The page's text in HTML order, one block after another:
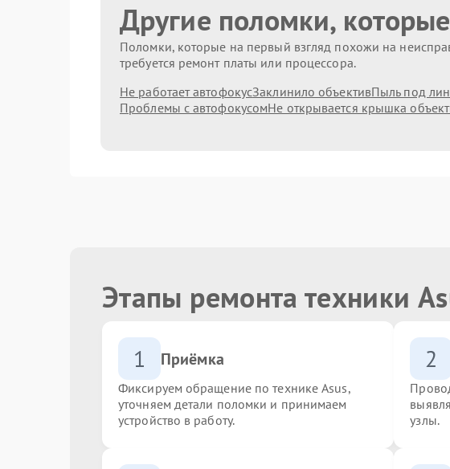
Другие поломки,
Поломки, которые на первый взгляд похожи на
требуется ремонт платы или процессора.
Не работает автофокусЗаклинило объективПыль под
Проблемы с автофокусомНе открывается крышка
Этапы ремонта техники
1 Приёмка
Фиксируем обращение по технике Asus,
уточняем детали поломки и принимаем
устройство в работу.
2
узлы.